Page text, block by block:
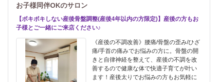
お子様同伴OKのサロン
【ボキボキしない産後骨盤調整(産後4年以内の方限定)】産後の方もお
子様とご一緒にご来店ください♪
《産後の不調改善》腰痛/骨盤の歪み/ひざ
痛/手首の痛みでお悩みの方に。骨盤の開
きと自律神経を整えて、産後の不調を改
善するので健康な体で快適子育てが叶い
ます！産後太りでお悩みの方もお気軽に